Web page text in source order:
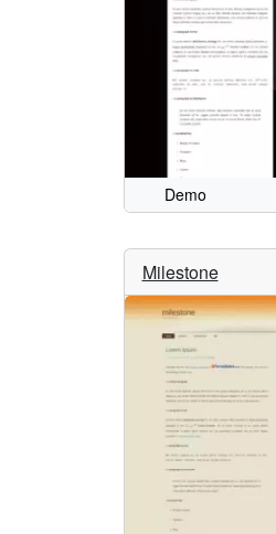
Demo
Milestone